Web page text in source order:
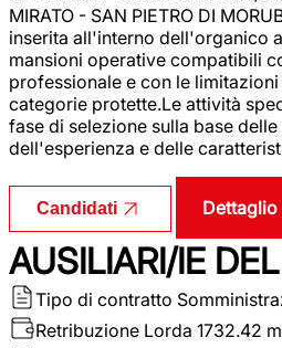
MIRATO - SAN PIETRO DI
inserita all'interno dell'organico
mansioni operative compatibili
professionale e con le
categorie protette.Le attività
fase di selezione sulla base
dell'esperienza e delle
Candidati Dettaglio
AUSILIARI/IE
Tipo di contratto
Retribuzione Lorda 1732.42